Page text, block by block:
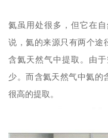
氦虽用处很多，但它在
说，氦的来源只有两个途
含氦天然气中提取。由
少。而含氦天然气中氦的
很高的提取。